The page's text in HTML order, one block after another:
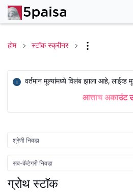
होम स्टॉक स्क्रीनर
i वर्तमान मूल्यांमध्ये विलंब झाला आहे, लाईव्ह
आत्ताच अकाउंट
ग्रोथ स्टॉक